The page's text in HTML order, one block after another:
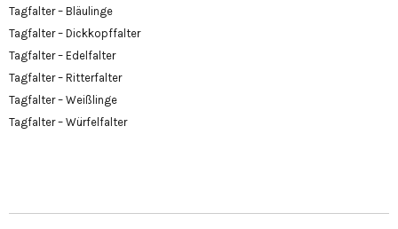
Tagfalter – Bläulinge
Tagfalter – Dickkopffalter
Tagfalter – Edelfalter
Tagfalter – Ritterfalter
Tagfalter – Weißlinge
Tagfalter – Würfelfalter